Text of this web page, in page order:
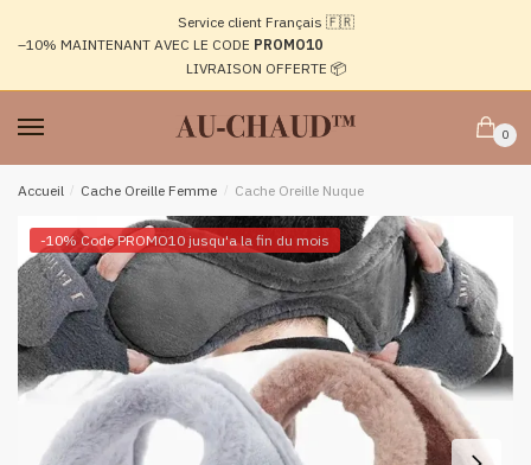
navigation
Service client Français 🇫🇷
–10% MAINTENANT AVEC LE CODE PROMO10
LIVRAISON OFFERTE 📦
0
Accueil / Cache Oreille Femme / Cache Oreille Nuque
-10% Code PROMO10 jusqu'a la fin du mois